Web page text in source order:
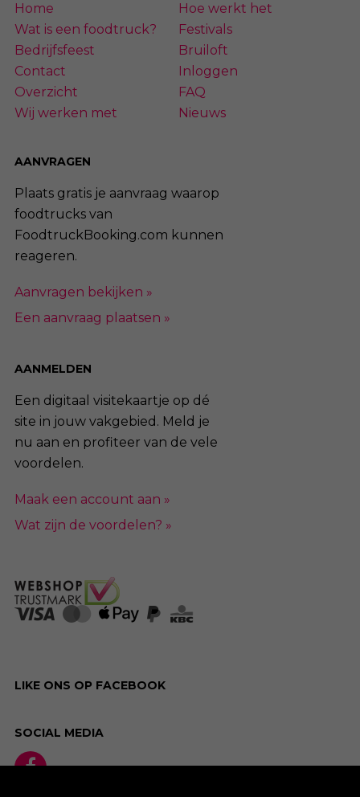
Home
Hoe werkt het
Wat is een foodtruck?
Festivals
Bedrijfsfeest
Bruiloft
Contact
Inloggen
Overzicht
FAQ
Wij werken met
Nieuws
AANVRAGEN
Plaats gratis je aanvraag waarop
foodtrucks van
FoodtruckBooking.com kunnen
reageren.
Aanvragen bekijken »
Een aanvraag plaatsen »
AANMELDEN
Een digitaal visitekaartje op dé
site in jouw vakgebied. Meld je
nu aan en profiteer van de vele
voordelen.
Maak een account aan »
Wat zijn de voordelen? »
LIKE ONS OP FACEBOOK
SOCIAL MEDIA